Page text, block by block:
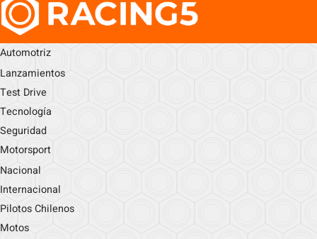
Automotriz
Lanzamientos
Test Drive
Tecnología
Seguridad
Motorsport
Nacional
Internacional
Pilotos Chilenos
Motos